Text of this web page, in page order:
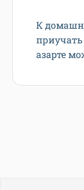
К
приучать
азарте